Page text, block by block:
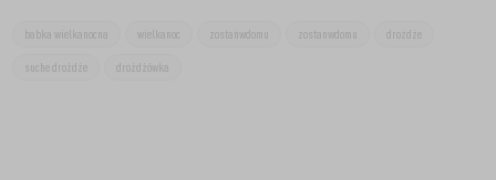
babka wielkanocna wielkanoc zostańwdomu zostanwdomu drożdże
suche drożdże drożdżówka